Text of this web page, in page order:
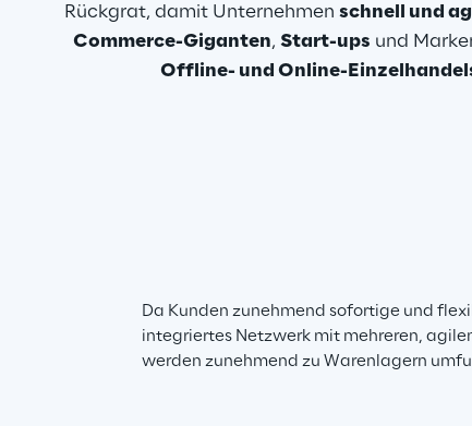
Rückgrat, damit Unternehmen schnell und
Commerce-Giganten, Start-ups und
Offline- und Online-
Da Kunden zunehmend sofortige und
integriertes Netzwerk mit mehreren,
werden zunehmend zu Warenlagern